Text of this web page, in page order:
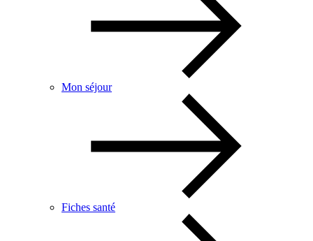
Mon séjour
Fiches santé